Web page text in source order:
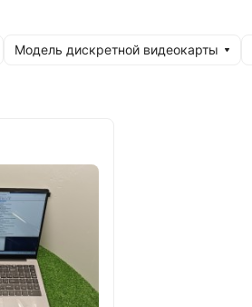
Модель дискретной видеокарты